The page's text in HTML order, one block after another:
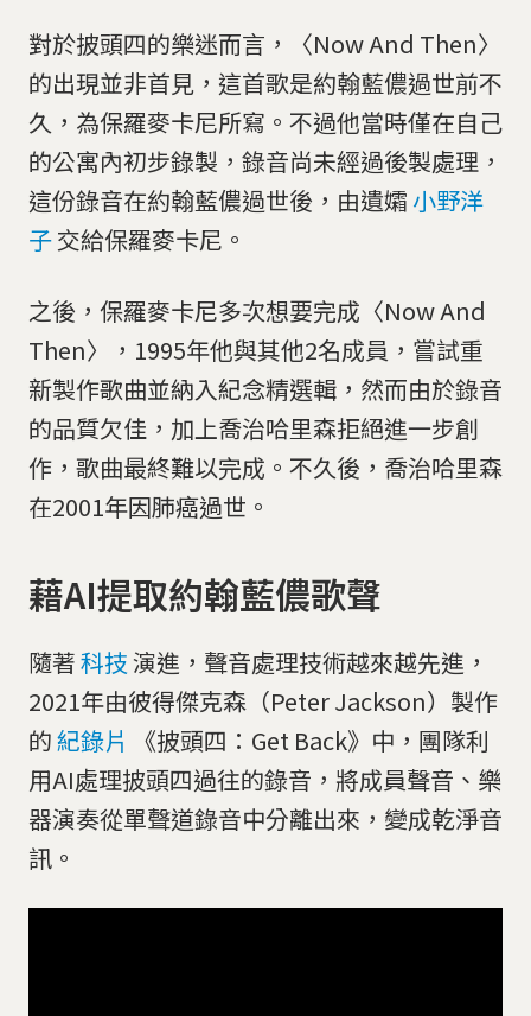
對於披頭四的樂迷而言，〈Now And Then〉
的出現並非首見，這首歌是約翰藍儂過世前不
久，為保羅麥卡尼所寫。不過他當時僅在自己
的公寓內初步錄製，錄音尚未經過後製處理，
這份錄音在約翰藍儂過世後，由遺孀 小野洋
子交給保羅麥卡尼。
之後，保羅麥卡尼多次想要完成〈Now And
Then〉，1995年他與其他2名成員，嘗試重
新製作歌曲並納入紀念精選輯，然而由於錄音
的品質欠佳，加上喬治哈里森拒絕進一步創
作，歌曲最終難以完成。不久後，喬治哈里森
在2001年因肺癌過世。
藉AI提取約翰藍儂歌聲
隨著科技 演進，聲音處理技術越來越先進，
2021年由彼得傑克森（Peter Jackson）製作
的紀錄片
《披頭四：Get Back》中，團隊利
用AI處理披頭四過往的錄音，將成員聲音、樂
器演奏從單聲道錄音中分離出來，變成乾淨音
訊。